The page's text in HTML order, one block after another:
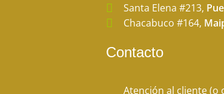
Santa Elena #213,
Chacabuco #164,
Contacto
Atención al cliente (o